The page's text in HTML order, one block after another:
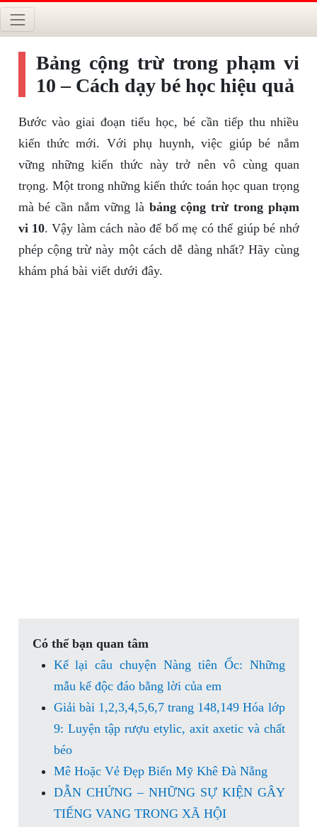
Bảng cộng trừ trong phạm vi
10 – Cách dạy bé học hiệu quả
Bước vào giai đoạn tiểu học, bé cần tiếp thu nhiều
kiến thức mới. Với phụ huynh, việc giúp bé nắm
vững những kiến thức này trở nên vô cùng quan
trọng. Một trong những kiến thức toán học quan trọng
mà bé cần nắm vững là bảng cộng trừ trong phạm
vi 10. Vậy làm cách nào để bố mẹ có thể giúp bé nhớ
phép cộng trừ này một cách dễ dàng nhất? Hãy cùng
khám phá bài viết dưới đây.
Có thể bạn quan tâm
Kể lại câu chuyện Nàng tiên Ốc: Những
mẫu kể độc đáo bằng lời của em
Giải bài 1,2,3,4,5,6,7 trang 148,149 Hóa lớp
9: Luyện tập rượu etylic, axit axetic và chất
béo
Mê Hoặc Vẻ Đẹp Biển Mỹ Khê Đà Nẵng
DẪN CHỨNG – NHỮNG SỰ KIỆN GÂY
TIẾNG VANG TRONG XÃ HỘI